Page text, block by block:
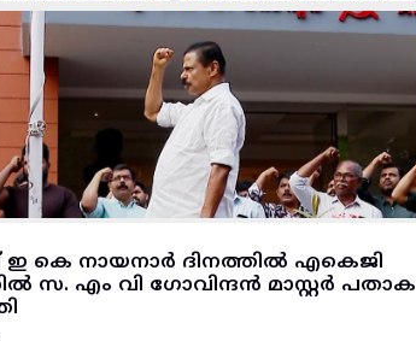
കെ നായനാർ ദിനത്തിൽ എകെജി
സ. എം വി ഗോവിന്ദൻ മാസ്റ്റർ പതാക